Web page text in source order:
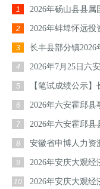
1 2026年砀山县县
2 2026年蚌埠怀远
3 长丰县部分镇
4 2026年7月25日六
5 【笔试成绩公示
6 2026年六安霍邱县
7 2026年六安霍邱
8 安徽省申博人力资
9 2026年安庆大观
10 2026年安庆大观